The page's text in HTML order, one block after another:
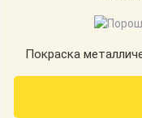
Покраска